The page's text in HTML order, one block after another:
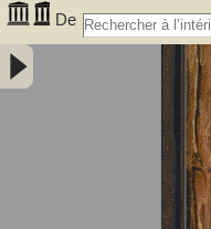
De
l'électricité des végétaux :
l'électricité de l'atmosphere
l'économie des végétaux,
électriques, &
utilement à l'agriculture,